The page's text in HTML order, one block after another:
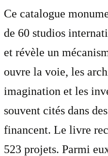
Ce catalogue
de 60 studios
et révèle un
ouvre la voie, les
imagination et les
souvent cités dans
financent. Le livre
523 projets. Parmi